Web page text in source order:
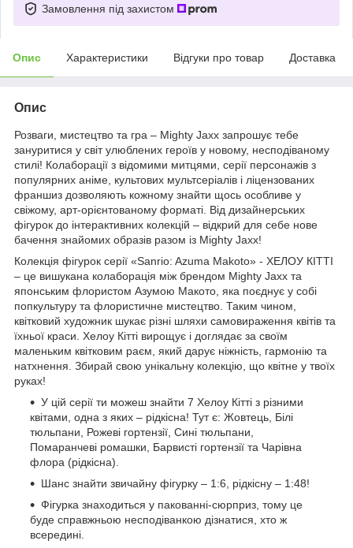
Замовлення під захистом
Опис Характеристики Відгуки про товар Доставка
Опис
Розваги, мистецтво та гра – Mighty Jaxx запрошує тебе
зануритися у світ улюблених героїв у новому, несподіваному
стилі! Колаборації з відомими митцями, серії персонажів з
популярних аніме, культових мультсеріалів і ліцензованих
франшиз дозволяють кожному знайти щось особливе у
свіжому, арт-орієнтованому форматі. Від дизайнерських
фігурок до інтерактивних колекцій – відкрий для себе нове
бачення знайомих образів разом із Mighty Jaxx!
Колекція фігурок серії «Sanrio: Azuma Makoto» - ХЕЛОУ КІТТІ
– це вишукана колаборація між брендом Mighty Jaxx та
японським флористом Азумою Макото, яка поєднує у собі
попкультуру та флористичне мистецтво. Таким чином,
квітковий художник шукає різні шляхи самовираження квітів та
їхньої краси. Хелоу Кітті вирощує і доглядає за своїм
маленьким квітковим раєм, який дарує ніжність, гармонію та
натхнення. Збирай свою унікальну колекцію, що квітне у твоїх
руках!
У цій серії ти можеш знайти 7 Хелоу Кітті з різними
квітами, одна з яких – рідкісна! Тут є: Жовтець, Білі
тюльпани, Рожеві гортензії, Сині тюльпани,
Помаранчеві ромашки, Барвисті гортензії та Чарівна
флора (рідкісна).
Шанс знайти звичайну фігурку – 1:6, рідкісну – 1:48!
Фігурка знаходиться у пакованні-сюрприз, тому це
буде справжньою несподіванкою дізнатися, хто ж
всередині.